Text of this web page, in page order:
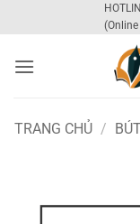
qua
dung
(Online
TRANG CHỦ /